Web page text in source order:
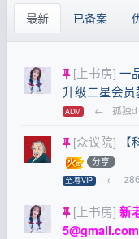
最新 已备案
[上书房] 一
升级二星会员
ADM ← 孤独d
[众议院]
分享
至.尊VIP ←
[上书房] 新
5@gmail.com